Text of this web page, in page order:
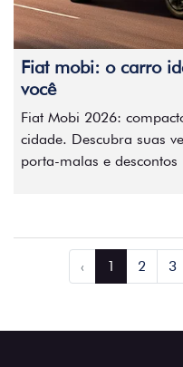
Fiat mobi: o carro
você
Fiat Mobi 2026:
cidade. Descubra suas
porta-malas e descontos
‹ 1 2 3